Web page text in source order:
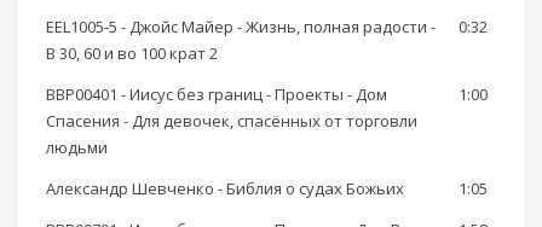
EEL1005-5 - Джойс Майер - Жизнь, полная радости -
В 30, 60 и во 100 крат 2
0:32
BBP00401 - Иисус без границ - Проекты - Дом
Спасения - Для девочек, спасённых от торговли
людьми
1:00
Александр Шевченко - Библия о судах Божьих
1:05